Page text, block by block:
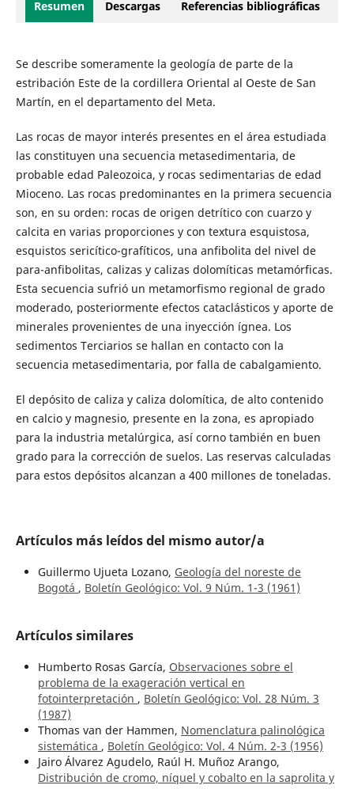
Resumen Descargas Referencias bibliográficas
Se describe someramente la geología de parte de la
estribación Este de la cordillera Oriental al Oeste de San
Martín, en el departamento del Meta.
Las rocas de mayor interés presentes en el área estudiada
las constituyen una secuencia metasedimentaria, de
probable edad Paleozoica, y rocas sedimentarias de edad
Mioceno. Las rocas predominantes en la primera secuencia
son, en su orden: rocas de origen detrítico con cuarzo y
calcita en varias proporciones y con textura esquistosa,
esquistos sericítico-grafíticos, una anfibolita del nivel de
para-anfibolitas, calizas y calizas dolomíticas metamórficas.
Esta secuencia sufrió un metamorfismo regional de grado
moderado, posteriormente efectos cataclásticos y aporte de
minerales provenientes de una inyección ígnea. Los
sedimentos Terciarios se hallan en contacto con la
secuencia metasedimentaria, por falla de cabalgamiento.
El depósito de caliza y caliza dolomítica, de alto contenido
en calcio y magnesio, presente en la zona, es apropiado
para la industria metalúrgica, así corno también en buen
grado para la corrección de suelos. Las reservas calculadas
para estos depósitos alcanzan a 400 millones de toneladas.
Artículos más leídos del mismo autor/a
Guillermo Ujueta Lozano, Geología del noreste de
Bogotá , Boletín Geológico: Vol. 9 Núm. 1-3 (1961)
Artículos similares
Humberto Rosas García, Observaciones sobre el
problema de la exageración vertical en
fotointerpretación , Boletín Geológico: Vol. 28 Núm. 3
(1987)
Thomas van der Hammen, Nomenclatura palinológica
sistemática , Boletín Geológico: Vol. 4 Núm. 2-3 (1956)
Jairo Álvarez Agudelo, Raúl H. Muñoz Arango,
Distribución de cromo, níquel y cobalto en la saprolita y